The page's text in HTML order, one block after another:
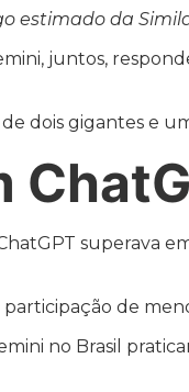
estimado da
juntos,
dois gigantes e
superava
de
no Brasil